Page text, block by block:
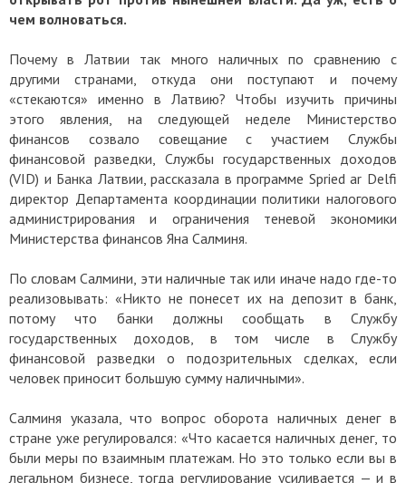
чем волноваться.
Почему в Латвии так много наличных по сравнению с
другими странами, откуда они поступают и почему
«стекаются» именно в Латвию? Чтобы изучить причины
этого явления, на следующей неделе Министерство
финансов созвало совещание с участием Службы
финансовой разведки, Службы государственных доходов
(VID) и Банка Латвии, рассказала в программе Spried ar Delfi
директор Департамента координации политики налогового
администрирования и ограничения теневой экономики
Министерства финансов Яна Салминя.
По словам Салмини, эти наличные так или иначе надо где-то
реализовывать: «Никто не понесет их на депозит в банк,
потому что банки должны сообщать в Службу
государственных доходов, в том числе в Службу
финансовой разведки о подозрительных сделках, если
человек приносит большую сумму наличными».
Салминя указала, что вопрос оборота наличных денег в
стране уже регулировался: «Что касается наличных денег, то
были меры по взаимным платежам. Но это только если вы в
легальном бизнесе, тогда регулирование усиливается — и в